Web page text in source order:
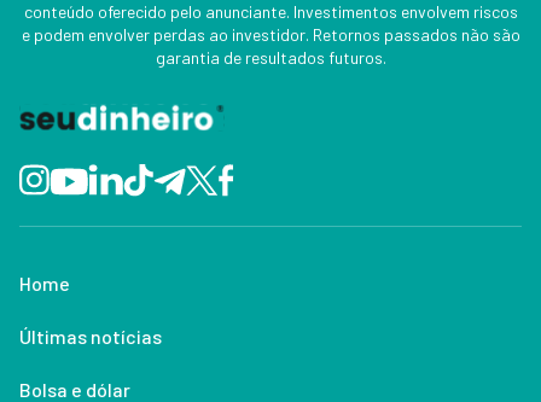
conteúdo oferecido pelo anunciante. Investimentos envolvem riscos
e podem envolver perdas ao investidor. Retornos passados não são
garantia de resultados futuros.
Home
Últimas notícias
Bolsa e dólar